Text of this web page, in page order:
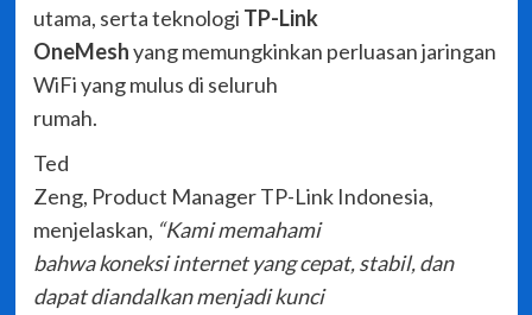
utama, serta teknologi TP-Link
OneMeshyang memungkinkan perluasan jaringan
WiFi yang mulus di seluruh
rumah.
Ted
Zeng, Product Manager TP-Link Indonesia,
menjelaskan, “Kami memahami
bahwa koneksi internet yang cepat, stabil, dan
dapat diandalkan menjadi kunci